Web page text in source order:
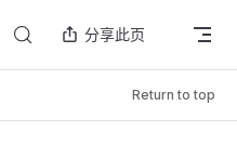
分享此页
Return to top